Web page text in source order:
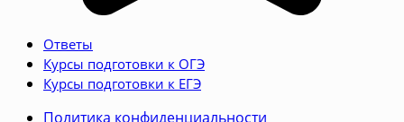
Ответы
Курсы подготовки к ОГЭ
Курсы подготовки к ЕГЭ
Политика конфиденциальности